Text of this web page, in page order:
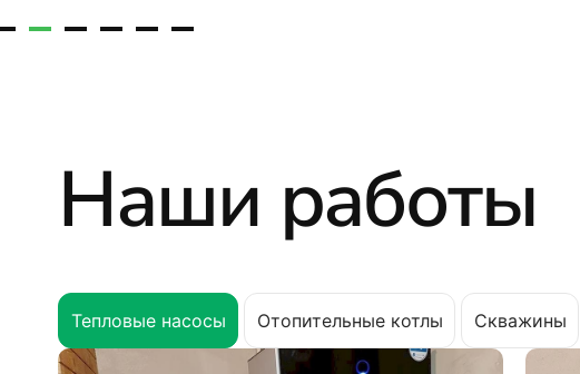
Наши работы
Тепловые насосы Отопительные котлы Скважины